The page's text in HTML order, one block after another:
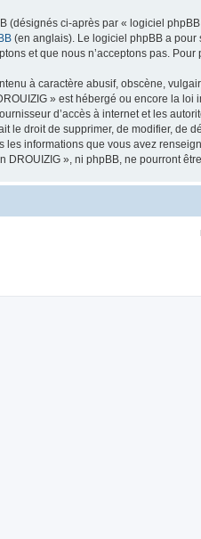
(désignés ci-après par « logiciel
(en anglais). Le logiciel phpBB a pour
et que nous n’acceptons pas.
à caractère abusif, obscène,
» est hébergé ou encore la
d’accès à internet et les
le droit de supprimer, de modifier, de
les informations que vous avez
DROUIZIG », ni phpBB, ne pourront